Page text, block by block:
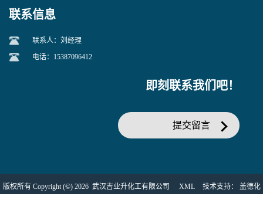
联系信息
联系人：刘经理
电话：15387096412
即刻联系我们吧！
提交留言
版权所有 Copyright (©) 2026 武汉吉业升化工有限公司 XML 技术支持： 盖德化